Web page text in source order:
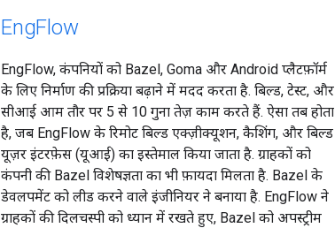
EngFlow
EngFlow, कंपनियों को Bazel, Goma और Android प्लैटफ़ॉर्म
के लिए निर्माण की प्रक्रिया बढ़ाने में मदद करता है. बिल्ड, टेस्ट, और
सीआई आम तौर पर 5 से 10 गुना तेज़ काम करते हैं. ऐसा तब होता
है, जब EngFlow के रिमोट बिल्ड एक्ज़ीक्यूशन, कैशिंग, और बिल्ड
यूज़र इंटरफ़ेस (यूआई) का इस्तेमाल किया जाता है. ग्राहकों को
कंपनी की Bazel विशेषज्ञता का भी फ़ायदा मिलता है. Bazel के
डेवलपमेंट को लीड करने वाले इंजीनियर ने बनाया है. EngFlow ने
ग्राहकों की दिलचस्पी को ध्यान में रखते हुए, Bazel को अपस्ट्रीम